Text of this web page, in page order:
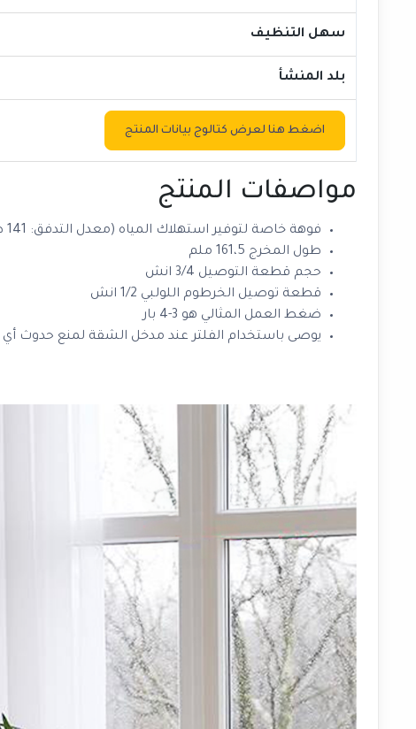
سهل التنظيف
بلد المنشأ
اضغط هنا لعرض كتالوج بيانات المنتج
مواصفات المنتج
فوهة خاصة لتوفير استهلاك المياه (معدل التدفق: 141 طن / دقيقة)
طول المخرج 161،5 ملم
حجم قطعة التوصيل 3/4 انش
قطعة توصيل الخرطوم اللولبي 1/2 انش
ضغط العمل المثالي هو 3-4 بار
يوصى باستخدام الفلتر عند مدخل الشقة لمنع حدوث